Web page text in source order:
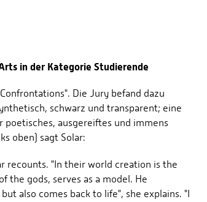
in der Kategorie Studierende
Die Jury befand dazu
schwarz und transparent; eine
ausgereiftes und immens
oben) sagt Solar:
recounts. "In their world creation is the
gods, serves as a model. He
also comes back to life", she explains. "I